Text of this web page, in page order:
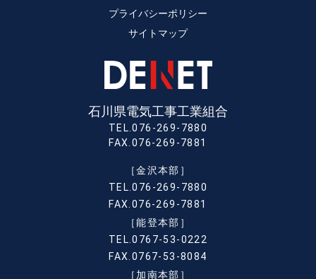
プライバシーポリシー
サイトマップ
石川県電気工事工業組合
TEL.076-269-7880
FAX.076-269-7881
［金沢本部］
TEL.076-269-7880
FAX.076-269-7881
［能登本部］
TEL.0767-53-0222
FAX.0767-53-8084
［加南本部］